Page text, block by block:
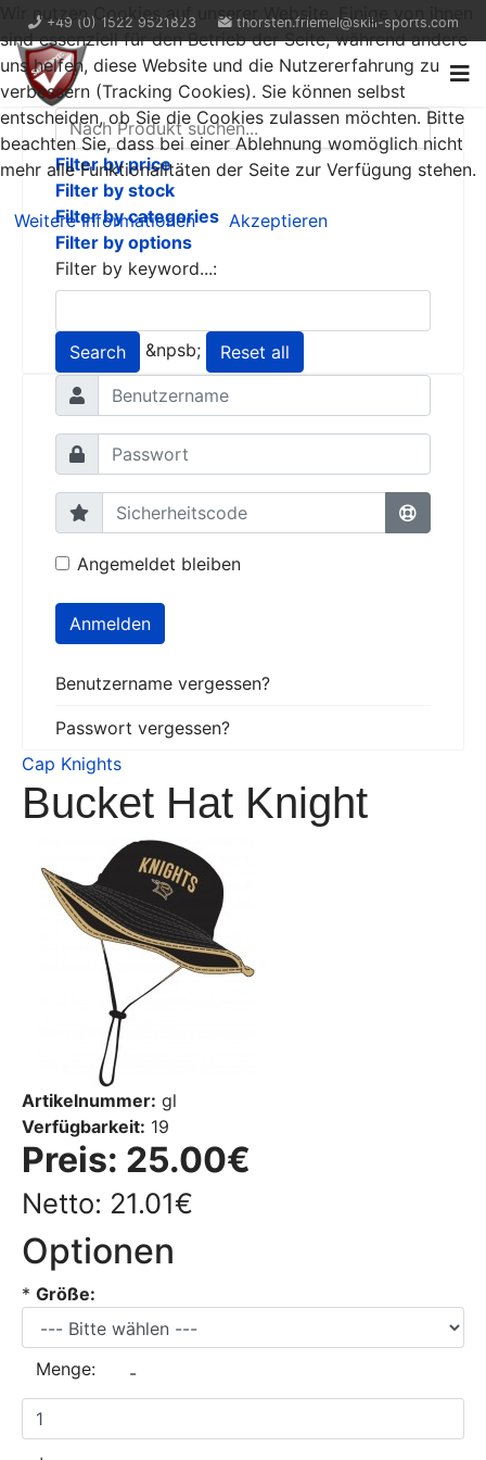
+49 (0) 1522 9521823 thorsten.friemel@skill-sports.com
Filter by price
Filter by stock
Filter by categories
Filter by options
Filter by keyword...:
Search &npsb; Reset all
Angemeldet bleiben
Anmelden
Benutzername vergessen?
Passwort vergessen?
Cap Knights
Bucket Hat Knight
Artikelnummer: gl
Verfügbarkeit: 19
Preis: 25.00€
Netto: 21.01€
Optionen
* Größe:
Menge: -
Wir nutzen Cookies auf unserer Website. Einige von ihnen
sind essenziell für den Betrieb der Seite, während andere
uns helfen, diese Website und die Nutzererfahrung zu
verbessern (Tracking Cookies). Sie können selbst
entscheiden, ob Sie die Cookies zulassen möchten. Bitte
beachten Sie, dass bei einer Ablehnung womöglich nicht
mehr alle Funktionalitäten der Seite zur Verfügung stehen.
Weitere Informationen Akzeptieren